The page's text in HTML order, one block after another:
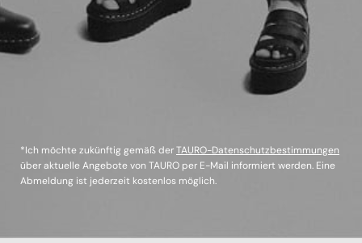
*Ich möchte zukünftig gemäß derTAURO-Datenschutzbestimmungen
über aktuelle Angebote von TAURO per E-Mail informiert werden. Eine
Abmeldung ist jederzeit kostenlos möglich.